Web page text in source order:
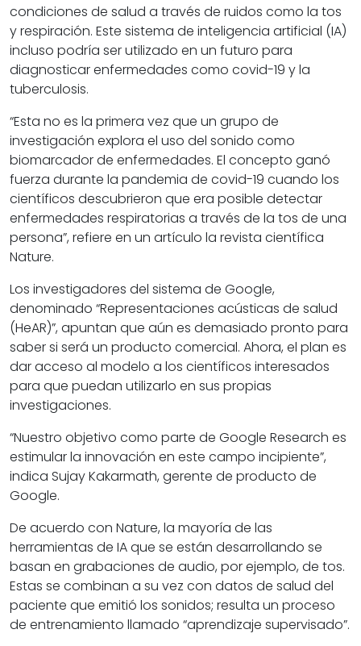
condiciones de salud a través de ruidos como la tos
y respiración. Este sistema de inteligencia artificial (IA)
incluso podría ser utilizado en un futuro para
diagnosticar enfermedades como covid-19 y la
tuberculosis.
“Esta no es la primera vez que un grupo de
investigación explora el uso del sonido como
biomarcador de enfermedades. El concepto ganó
fuerza durante la pandemia de covid-19 cuando los
científicos descubrieron que era posible detectar
enfermedades respiratorias a través de la tos de una
persona”, refiere en un artículo la revista científica
Nature.
Los investigadores del sistema de Google,
denominado “Representaciones acústicas de salud
(HeAR)”, apuntan que aún es demasiado pronto para
saber si será un producto comercial. Ahora, el plan es
dar acceso al modelo a los científicos interesados
para que puedan utilizarlo en sus propias
investigaciones.
“Nuestro objetivo como parte de Google Research es
estimular la innovación en este campo incipiente”,
indica Sujay Kakarmath, gerente de producto de
Google.
De acuerdo con Nature, la mayoría de las
herramientas de IA que se están desarrollando se
basan en grabaciones de audio, por ejemplo, de tos.
Estas se combinan a su vez con datos de salud del
paciente que emitió los sonidos; resulta un proceso
de entrenamiento llamado “aprendizaje supervisado”.